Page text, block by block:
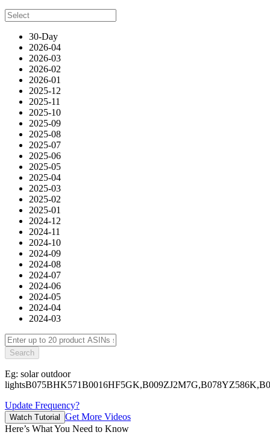
30-Day
2026-04
2026-03
2026-02
2026-01
2025-12
2025-11
2025-10
2025-09
2025-08
2025-07
2025-06
2025-05
2025-04
2025-03
2025-02
2025-01
2024-12
2024-11
2024-10
2024-09
2024-08
2024-07
2024-06
2024-05
2024-04
2024-03
Search
Eg: solar outdoor
lightsB075BHK571
Update Frequency?
Watch Tutorial
Get More Videos
Here’s What You Need to Know